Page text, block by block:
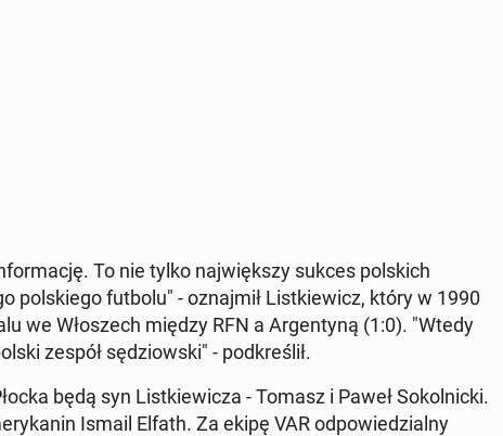
To nie tylko naj­więk­szy sukces pol­skich
pol­skie­go futbolu" - oznaj­mił List­kie­wicz, który w 1990
we Wło­szech między RFN a Ar­gen­ty­ną (1:0). "Wtedy
zespół sę­dziow­ski" - pod­kre­ślił.
będą syn List­kie­wi­cza - Tomasz i Paweł So­kol­nic­ki.
Ismail Elfath. Za ekipę VAR od­po­wie­dzial­ny